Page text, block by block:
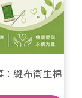
縫布衛生棉